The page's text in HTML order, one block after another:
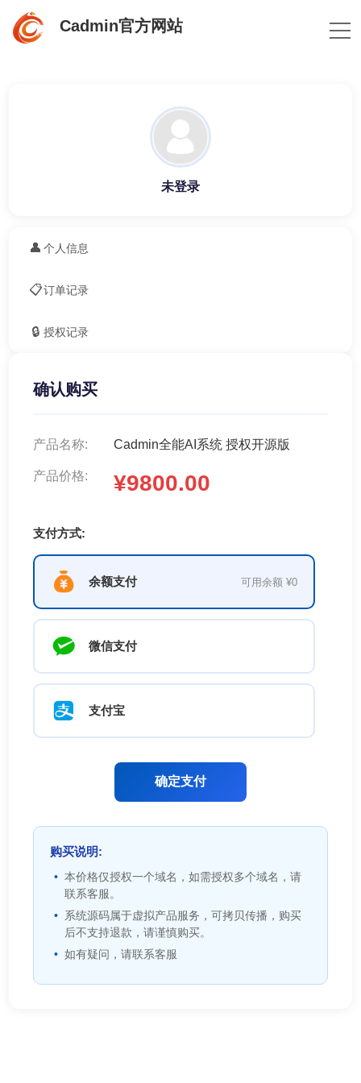
Cadmin官方网站
未登录
👤 个人信息
📋订单记录
🔒 授权记录
确认购买
产品名称: Cadmin全能AI系统 授权开源版
产品价格: ¥9800.00
支付方式:
余额支付 可用余额 ¥0
微信支付
支付宝
确定支付
购买说明:
本价格仅授权一个域名，如需授权多个域名，请
联系客服。
系统源码属于虚拟产品服务，可拷贝传播，购买
后不支持退款，请谨慎购买。
如有疑问，请联系客服